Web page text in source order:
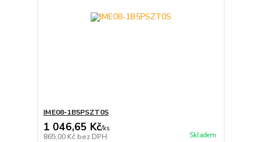
IME08-1B5PSZT0S
1 046,65 Kč/ks
865,00 Kč bez DPH Skladem